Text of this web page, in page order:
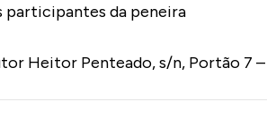
participantes da peneira
Heitor Penteado, s/n, Portão 7 –